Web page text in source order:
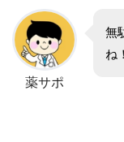
薬サポ
無
ね！